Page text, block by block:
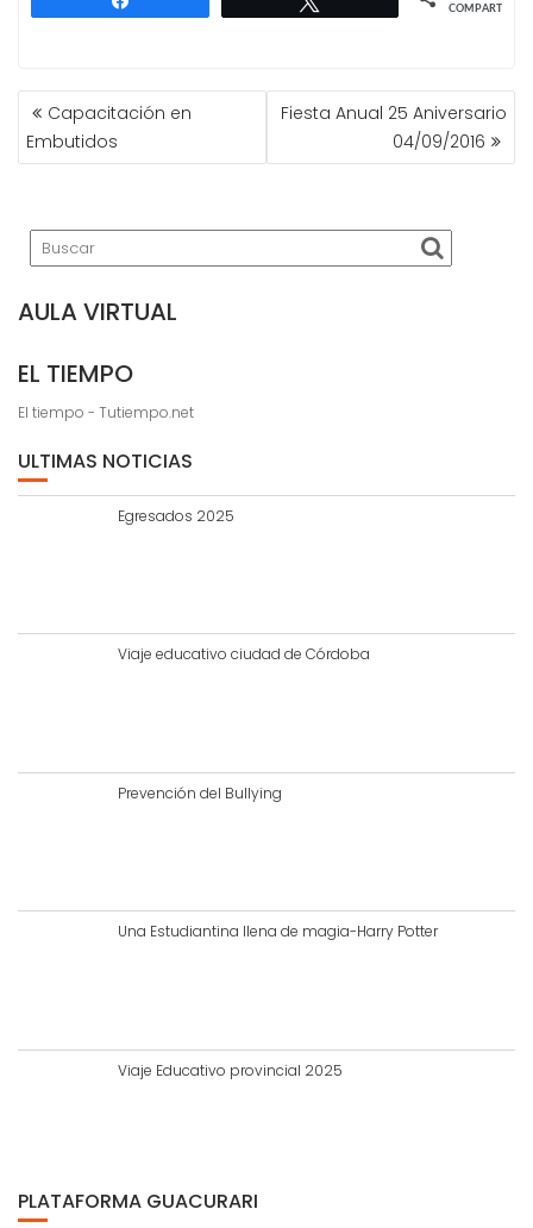
COMPARTIR
NAVEGACIÓN
DE
ENTRADAS
Capacitación en
Embutidos
Fiesta Anual 25 Aniversario
04/09/2016
AULA VIRTUAL
EL TIEMPO
El tiempo - Tutiempo.net
ULTIMAS NOTICIAS
Egresados 2025
Viaje educativo ciudad de Córdoba
Prevención del Bullying
Una Estudiantina llena de magia-Harry Potter
Viaje Educativo provincial 2025
PLATAFORMA GUACURARI